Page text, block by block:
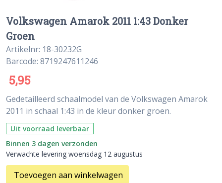
Volkswagen Amarok 2011 1:43 Donker
Groen
Artikelnr: 18-30232G
Barcode: 8719247611246
5,95
Gedetailleerd schaalmodel van de Volkswagen Amarok
2011 in schaal 1:43 in de kleur donker groen.
Uit voorraad leverbaar
Binnen 3 dagen verzonden
Verwachte levering woensdag 12 augustus
Toevoegen aan winkelwagen